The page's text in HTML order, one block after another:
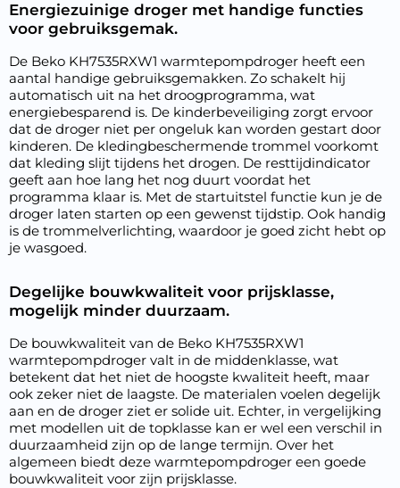
Energiezuinige droger met handige functies
voor gebruiksgemak.
De Beko KH7535RXW1 warmtepompdroger heeft een
aantal handige gebruiksgemakken. Zo schakelt hij
automatisch uit na het droogprogramma, wat
energiebesparend is. De kinderbeveiliging zorgt ervoor
dat de droger niet per ongeluk kan worden gestart door
kinderen. De kledingbeschermende trommel voorkomt
dat kleding slijt tijdens het drogen. De resttijdindicator
geeft aan hoe lang het nog duurt voordat het
programma klaar is. Met de startuitstel functie kun je de
droger laten starten op een gewenst tijdstip. Ook handig
is de trommelverlichting, waardoor je goed zicht hebt op
je wasgoed.
Degelijke bouwkwaliteit voor prijsklasse,
mogelijk minder duurzaam.
De bouwkwaliteit van de Beko KH7535RXW1
warmtepompdroger valt in de middenklasse, wat
betekent dat het niet de hoogste kwaliteit heeft, maar
ook zeker niet de laagste. De materialen voelen degelijk
aan en de droger ziet er solide uit. Echter, in vergelijking
met modellen uit de topklasse kan er wel een verschil in
duurzaamheid zijn op de lange termijn. Over het
algemeen biedt deze warmtepompdroger een goede
bouwkwaliteit voor zijn prijsklasse.